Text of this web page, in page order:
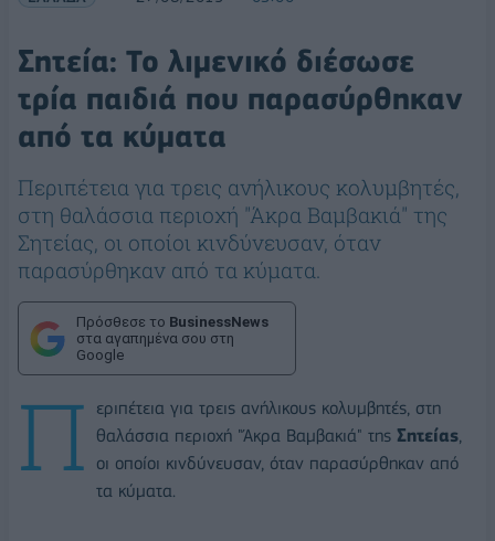
Σητεία: Το λιμενικό διέσωσε
τρία παιδιά που παρασύρθηκαν
από τα κύματα
Περιπέτεια για τρεις ανήλικους κολυμβητές,
στη θαλάσσια περιοχή "Άκρα Βαμβακιά" της
Σητείας, οι οποίοι κινδύνευσαν, όταν
παρασύρθηκαν από τα κύματα.
Πρόσθεσε το BusinessNews
στα αγαπημένα σου στη
Google
Π
εριπέτεια για τρεις ανήλικους κολυμβητές, στη
θαλάσσια περιοχή "Άκρα Βαμβακιά" της Σητείας
οι οποίοι κινδύνευσαν, όταν παρασύρθηκαν από
τα κύματα.